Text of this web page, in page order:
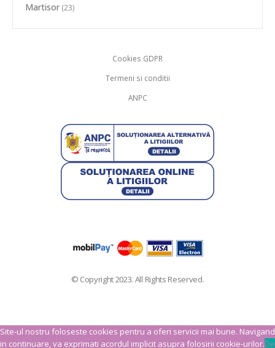
Martisor (23)
Cookies GDPR
Termeni si conditii
ANPC
© Copyright 2023. All Rights Reserved.
Site-ul nostru foloseste cookies pentru a oferi servicii mai bune. Navigand
in continuare, va exprimati acordul implicit asupra folosirii cookie-urilor.De